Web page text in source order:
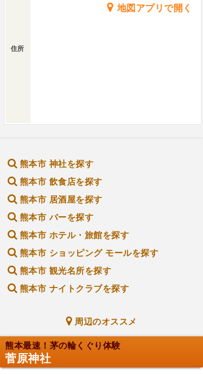
住所
地図アプリで開く
熊本市 神社を探す
熊本市 飲食店を探す
熊本市 居酒屋を探す
熊本市 バーを探す
熊本市 ホテル・旅館を探す
熊本市 ショッピング モールを探す
熊本市 観光名所を探す
熊本市 ナイトクラブを探す
周辺のオススメ
熊本最速！茅の輪くぐり体験
菅原神社